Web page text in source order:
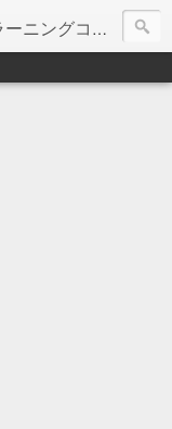
テンツ制作会社エレファンキューブのブログ。
ています。